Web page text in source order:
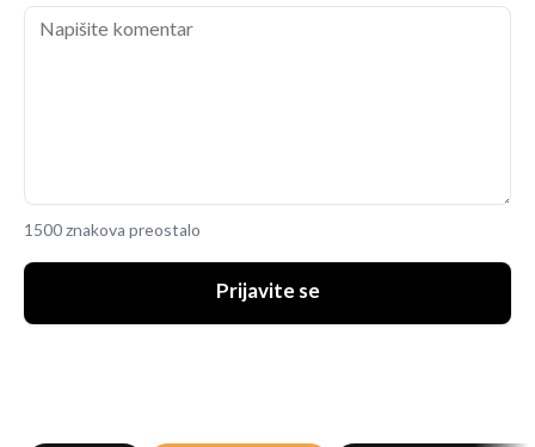
1500 znakova preostalo
Prijavite se